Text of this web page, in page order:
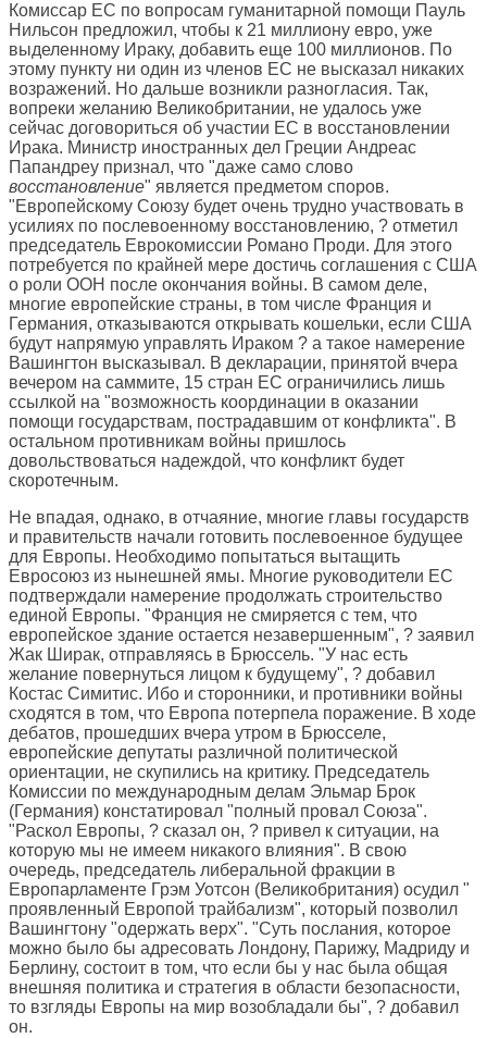
Комиссар ЕС по вопросам гуманитарной помощи Пауль
Нильсон предложил, чтобы к 21 миллиону евро, уже
выделенному Ираку, добавить еще 100 миллионов. По
этому пункту ни один из членов ЕС не высказал никаких
возражений. Но дальше возникли разногласия. Так,
вопреки желанию Великобритании, не удалось уже
сейчас договориться об участии ЕС в восстановлении
Ирака. Министр иностранных дел Греции Андреас
Папандреу признал, что "даже само слово
восстановление" является предметом споров.
"Европейскому Союзу будет очень трудно участвовать в
усилиях по послевоенному восстановлению, ? отметил
председатель Еврокомиссии Романо Проди. Для этого
потребуется по крайней мере достичь соглашения с США
о роли ООН после окончания войны. В самом деле,
многие европейские страны, в том числе Франция и
Германия, отказываются открывать кошельки, если США
будут напрямую управлять Ираком ? а такое намерение
Вашингтон высказывал. В декларации, принятой вчера
вечером на саммите, 15 стран ЕС ограничились лишь
ссылкой на "возможность координации в оказании
помощи государствам, пострадавшим от конфликта". В
остальном противникам войны пришлось
довольствоваться надеждой, что конфликт будет
скоротечным.
Не впадая, однако, в отчаяние, многие главы государств
и правительств начали готовить послевоенное будущее
для Европы. Необходимо попытаться вытащить
Евросоюз из нынешней ямы. Многие руководители ЕС
подтверждали намерение продолжать строительство
единой Европы. "Франция не смиряется с тем, что
европейское здание остается незавершенным", ? заявил
Жак Ширак, отправляясь в Брюссель. "У нас есть
желание повернуться лицом к будущему", ? добавил
Костас Симитис. Ибо и сторонники, и противники войны
сходятся в том, что Европа потерпела поражение. В ходе
дебатов, прошедших вчера утром в Брюсселе,
европейские депутаты различной политической
ориентации, не скупились на критику. Председатель
Комиссии по международным делам Эльмар Брок
(Германия) констатировал "полный провал Союза".
"Раскол Европы, ? сказал он, ? привел к ситуации, на
которую мы не имеем никакого влияния". В свою
очередь, председатель либеральной фракции в
Европарламенте Грэм Уотсон (Великобритания) осудил "
проявленный Европой трайбализм", который позволил
Вашингтону "одержать верх". "Суть послания, которое
можно было бы адресовать Лондону, Парижу, Мадриду и
Берлину, состоит в том, что если бы у нас была общая
внешняя политика и стратегия в области безопасности,
то взгляды Европы на мир возобладали бы", ? добавил
он.